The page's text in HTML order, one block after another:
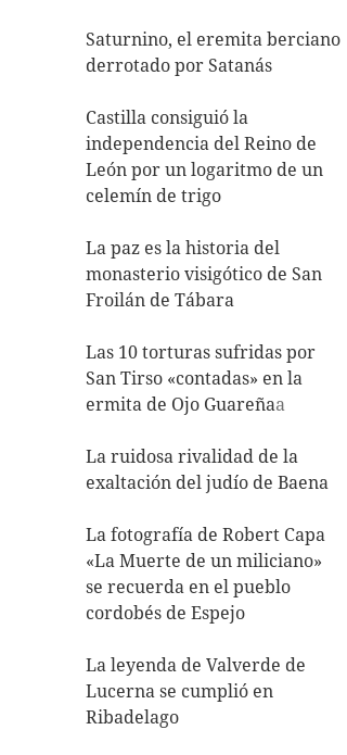
Saturnino, el eremita berciano
derrotado por Satanás
Castilla consiguió la
independencia del Reino de
León por un logaritmo de un
celemín de trigo
La paz es la historia del
monasterio visigótico de San
Froilán de Tábara
Las 10 torturas sufridas por
San Tirso «contadas» en la
ermita de Ojo Guareñaa
La ruidosa rivalidad de la
exaltación del judío de Baena
La fotografía de Robert Capa
«La Muerte de un miliciano»
se recuerda en el pueblo
cordobés de Espejo
La leyenda de Valverde de
Lucerna se cumplió en
Ribadelago